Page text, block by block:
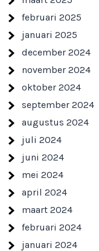
februari 2025
januari 2025
december 2024
november 2024
oktober 2024
september 2024
augustus 2024
juli 2024
juni 2024
mei 2024
april 2024
maart 2024
februari 2024
januari 2024